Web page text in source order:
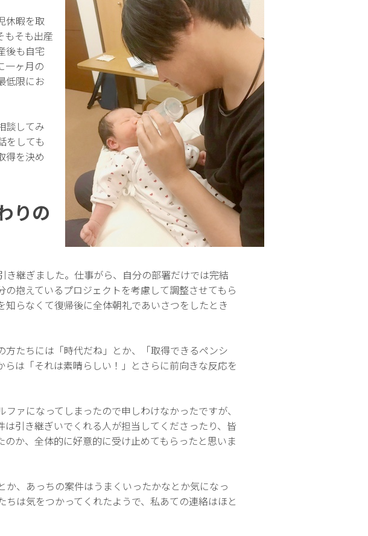
休暇を取
もそも出産
後も自宅
一ヶ月の
低限にお
談してみ
をしても
得を決め
りの
継ぎました。仕事がら、自分の部署だけでは完結
抱えているプロジェクトを考慮して調整させてもら
らなくて復帰後に全体朝礼であいさつをしたとき
たちには「時代だね」とか、「取得できるペンシ
は「それは素晴らしい！」とさらに前向きな反応を
ァになってしまったので申しわけなかったですが、
引き継ぎいでくれる人が担当してくださったり、皆
か、全体的に好意的に受け止めてもらったと思いま
、あっちの案件はうまくいったかなとか気になっ
は気をつかってくれたようで、私あての連絡はほと